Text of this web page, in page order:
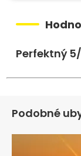
Perfektný
Podobné